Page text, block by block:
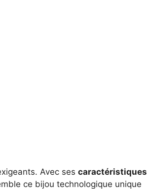
Avec ses caractéristiques
ce bijou technologique unique